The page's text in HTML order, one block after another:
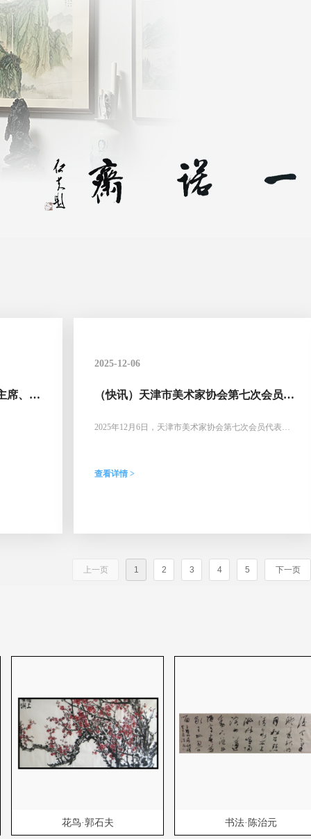
席、秘
2025-12-06
（快讯）天津市美术家协会第七次会员代
会主席
2025年12月6日，天津市美术家协会第七次会员代表大
查看详情 >
上一页 1 2 3 4 5 下一页
花鸟·郭石夫 书法·陈治元